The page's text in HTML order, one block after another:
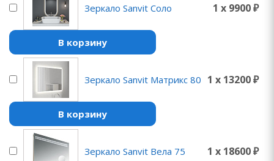
Зеркало Sanvit Соло 1 x 9900 ₽
В корзину
Зеркало Sanvit Матрикс 80 1 x 13200 ₽
В корзину
Зеркало Sanvit Вела 75 1 x 18600 ₽